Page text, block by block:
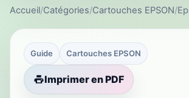
Accueil/Catégories/Cartouches EPSON/
Guide Cartouches EPSON
Imprimer en PDF